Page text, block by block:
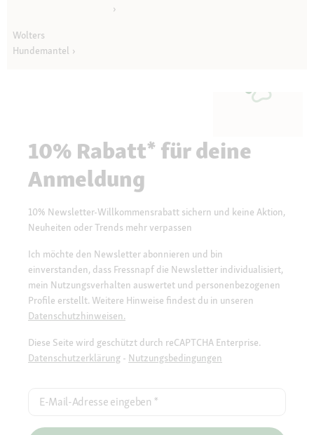
Wolters
Hundemantel
10% Rabatt* für deine
Anmeldung
10% Newsletter-Willkommensrabatt sichern und keine Aktion,
Neuheiten oder Trends mehr verpassen
Ich möchte den Newsletter abonnieren und bin
einverstanden, dass Fressnapf die Newsletter individualisiert,
mein Nutzungsverhalten auswertet und personenbezogenen
Profile erstellt. Weitere Hinweise findest du in unseren
Datenschutzhinweisen.
Diese Seite wird geschützt durch reCAPTCHA Enterprise.
Datenschutzerklärung - Nutzungsbedingungen
E-Mail-Adresse eingeben *